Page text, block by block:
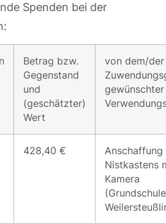
Spenden bei der
Betrag bzw.
Gegenstand
und
(geschätzter)
Wert
von dem/der
gewünschter
428,40 €
Anschaffung
Nistkastens
Kamera
(Grundschule